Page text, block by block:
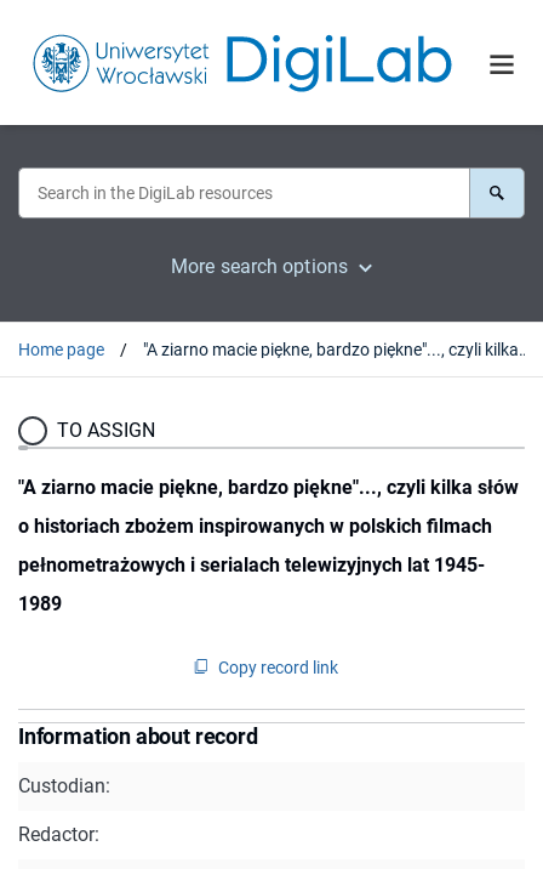
More search options
Home page "A ziarno macie piękne, bardzo piękne"..., czyli kilka słów o historiach zbożem inspirowanych w polskich filmach pełnometrażowych i serialach telewizyjnych lat 1945-1989
TO ASSIGN
"A ziarno macie piękne, bardzo piękne"..., czyli kilka słów
o historiach zbożem inspirowanych w polskich filmach
pełnometrażowych i serialach telewizyjnych lat 1945-
1989
Copy record link
Information about record
Custodian:
Redactor: